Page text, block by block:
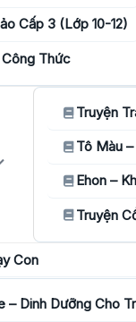
Cấp 3 (Lớp 10-12)
Thức
Truyện
Tô Màu
Ehon –
Truyện
Con
– Dinh Dưỡng Cho